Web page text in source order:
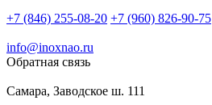
+7 (846) 255-08-20 +7 (960) 826-90-75
info@inoxnao.ru
Обратная связь
Самара, Заводское ш. 111